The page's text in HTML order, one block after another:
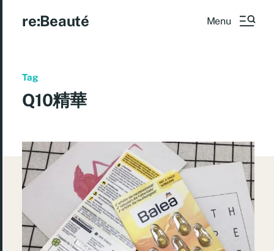
re:Beauté Menu
Tag
Q10精華